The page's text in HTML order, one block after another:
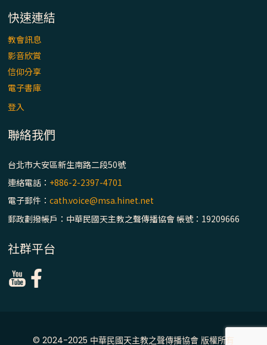
文神父
「禧年 來~」第十三集：論《在希望中得救》
通諭中的「希望」 / 台南中華聖母主教座堂
快速連結
教會訊息
影音欣賞
信仰分享
電子書庫
登入
聯絡我們
台北市大安區新生南路二段50號
連絡電話： +886-2-2397-4701
電子郵件：cath.voice@msa.hinet.net
郵政劃撥帳戶：中華民國天主教之聲傳播協會 帳號：19209666
社群平台
© 2024-2025 中華民國天主教之聲傳播協會 版權所有